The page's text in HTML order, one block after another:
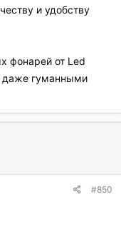
и удобству
фонарей от Led
даже гуманными
#850